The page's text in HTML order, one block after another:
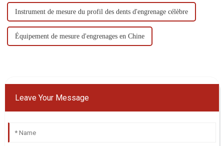
Instrument de mesure du profil des dents d'engrenage célèbre
Équipement de mesure d'engrenages en Chine
Leave Your Message